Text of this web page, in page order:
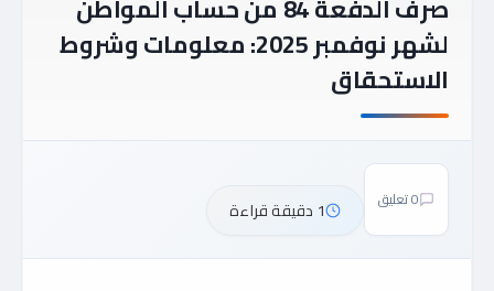
صرف الدفعة 84 من حساب المواطن
لشهر نوفمبر 2025: معلومات وشروط
الاستحقاق
0 تعليق 1 دقيقة قراءة